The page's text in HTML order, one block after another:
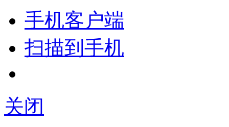
手机客户端
扫描到手机
关闭